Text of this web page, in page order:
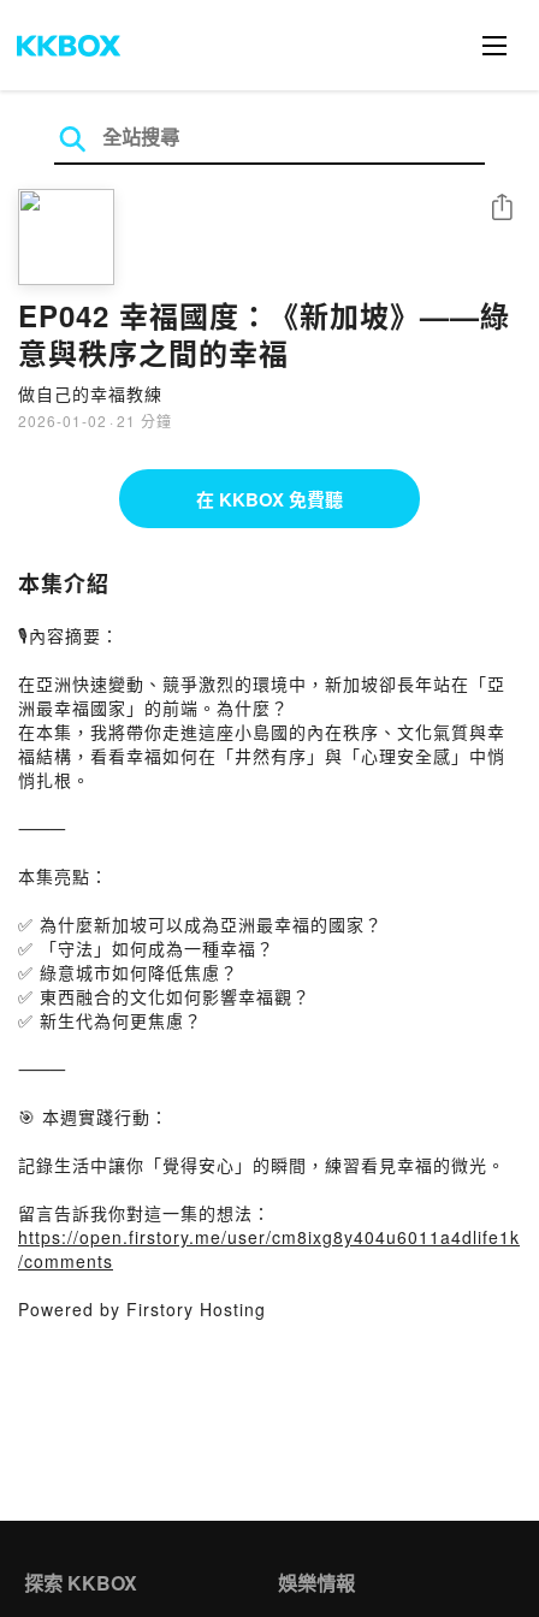
EP042 幸福國度：《新加坡》——綠
意與秩序之間的幸福
做自己的幸福教練
2026-01-02 · 21 分鐘
分享
在 KKBOX 免費聽
本集介紹
🎙內容摘要：
在亞洲快速變動、競爭激烈的環境中，新加坡卻長年站在「亞
洲最幸福國家」的前端。為什麼？
在本集，我將帶你走進這座小島國的內在秩序、文化氣質與幸
福結構，看看幸福如何在「井然有序」與「心理安全感」中悄
悄扎根。
⸻
本集亮點：
✅ 為什麼新加坡可以成為亞洲最幸福的國家？
✅ 「守法」如何成為一種幸福？
✅ 綠意城市如何降低焦慮？
✅ 東西融合的文化如何影響幸福觀？
✅ 新生代為何更焦慮？
⸻
🎯 本週實踐行動：
記錄生活中讓你「覺得安心」的瞬間，練習看見幸福的微光。
留言告訴我你對這一集的想法：
https://open.firstory.me/user/cm8ixg8y404u6011a4dlife1k
/comments
Powered by Firstory Hosting
探索 KKBOX 娛樂情報